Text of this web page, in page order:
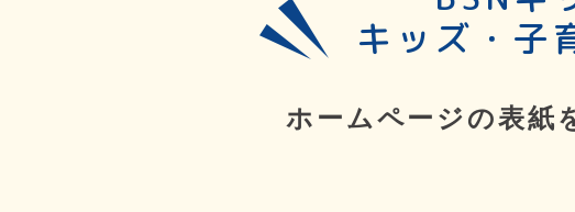
キッズ・子
ホームページの表紙